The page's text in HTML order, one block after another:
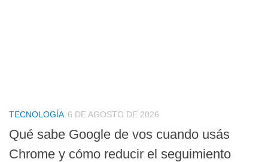
TECNOLOGÍA 6 DE AGOSTO DE 2026
Qué sabe Google de vos cuando usás
Chrome y cómo reducir el seguimiento